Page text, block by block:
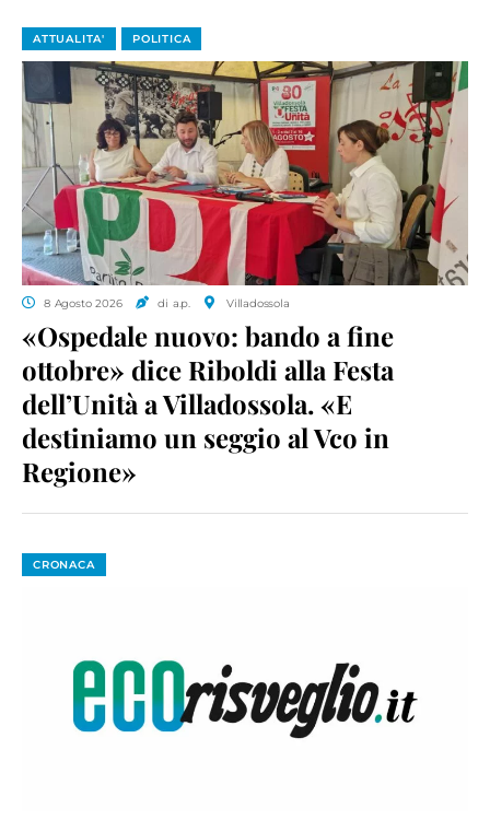
ATTUALITA' POLITICA
8 Agosto 2026 di a.p. Villadossola
«Ospedale nuovo: bando a fine
ottobre» dice Riboldi alla Festa
dell’Unità a Villadossola. «E
destiniamo un seggio al Vco in
Regione»
CRONACA